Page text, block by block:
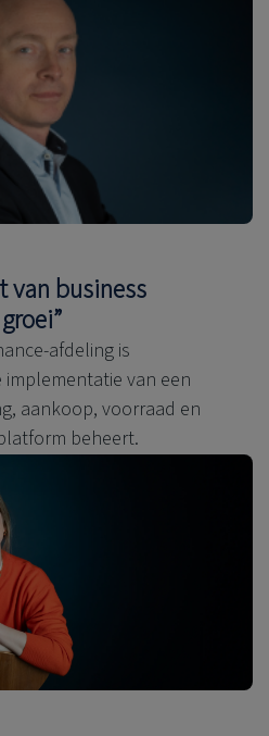
van business
afdeling is
van een
aankoop, voorraad en
beheert.